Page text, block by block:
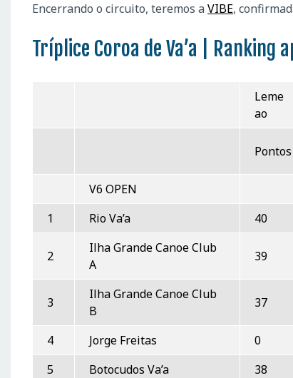
Encerrando o circuito, teremos aVIBE,
Tríplice Coroa de Va’a | Ranking
Leme
ao
Pontos
V6 OPEN
1
Rio Va’a 40
2
Ilha Grande Canoe Club
A
39
3
Ilha Grande Canoe Club
B
37
4 Jorge Freitas 0
5
Botocudos Va’a 38